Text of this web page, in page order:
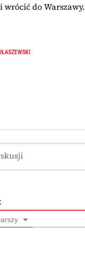
do Warszawy.